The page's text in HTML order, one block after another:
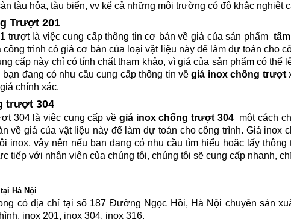
tàu hỏa, tàu biển, vv kể cả những môi trường có độ khắc
Trượt 201
trượt là việc cung cấp thông tin cơ bản về giá của sản phẩm
trình có giá cơ bản của loại vật liệu này để làm dự toán cho
cấp này chỉ có tính chất tham khảo, vì giá của sản phẩm có thể
bạn đang có nhu cầu cung cấp thông tin vềgiá inox chống trượt
chính xác.
trượt 304
304 là việc cung cấp về giá inox chống trượt 304một cách
về giá của vật liệu này để làm dự toán cho công trình. Giá inox
inox, vậy nên nếu bạn đang có nhu cầu tìm hiểu hoặc lấy thông
tiếp với nhân viên của chúng tôi, chúng tôi sẽ cung cấp nhanh,
Hà Nội
có địa chỉ tại số 187 Đường Ngọc Hồi, Hà Nội chuyên sản
inox 201, inox 304, inox 316.